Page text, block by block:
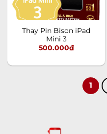
Thay Pin Bison iPad
Mini 3
500.000₫
1